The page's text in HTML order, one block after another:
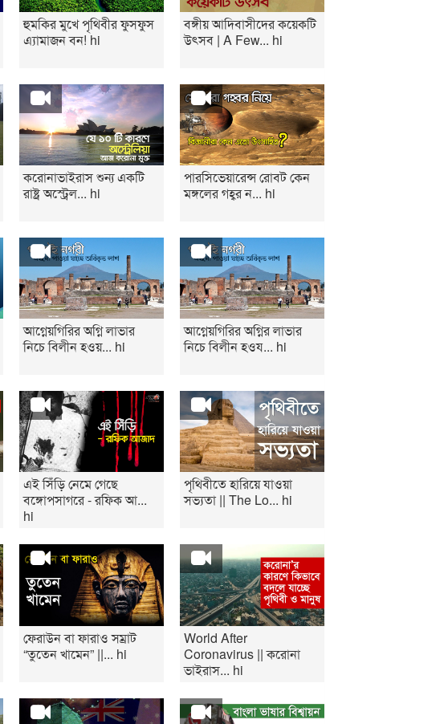
হুমকির মুখে পৃথিবীর ফুসফুস
এ্যামাজন বন! hi
বঙ্গীয় আদিবাসীদের কয়েকটি
উৎসব | A Few... hi
করোনাভাইরাস শুন্য একটি
রাষ্ট্র অস্ট্রেল... hi
পারসিভেয়ারেন্স রোবট কেন
মঙ্গলের গহ্বর ন... hi
আগ্নেয়গিরির অগ্নি লাভার
নিচে বিলীন হওয়... hi
আগ্নেয়গিরির অগ্নির লাভার
নিচে বিলীন হওয... hi
এই সিঁড়ি নেমে গেছে
বঙ্গোপসাগরে - রফিক আ...
hi
পৃথিবীতে হারিয়ে যাওয়া
সভ্যতা || The Lo... hi
ফেরাউন বা ফারাও সম্রাট
“তুতেন খামেন” ||... hi
World After
Coronavirus || করোনা
ভাইরাস... hi